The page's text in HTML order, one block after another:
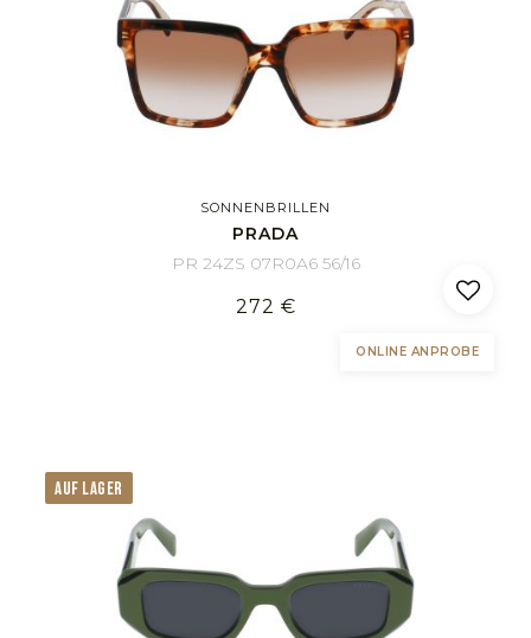
SONNENBRILLEN
PRADA
PR 24ZS 07R0A6 56/16
272 €
ONLINE ANPROBE
AUF LAGER